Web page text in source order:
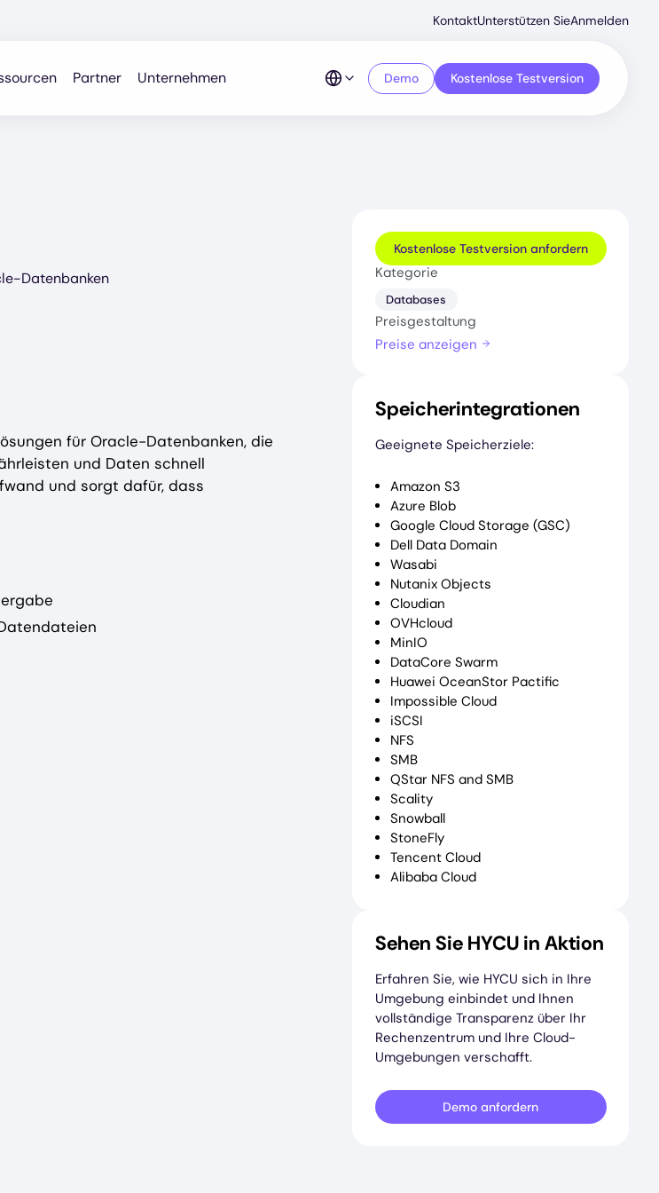
Menu
KontaktUnterstützen SieAnmelden
Partner Unternehmen Demo Kostenlose Testversion
Datenbanken
für Oracle-Datenbanken, die
und Daten schnell
und sorgt dafür, dass
Kostenlose Testversion anfordern
Kategorie
Databases
Preisgestaltung
Preise anzeigen
Speicherintegrationen
Geeignete Speicherziele:
Amazon S3
Azure Blob
Google Cloud Storage (GSC)
Dell Data Domain
Wasabi
Nutanix Objects
Cloudian
OVHcloud
MinIO
DataCore Swarm
Huawei OceanStor Pactific
Impossible Cloud
iSCSI
NFS
SMB
QStar NFS and SMB
Scality
Snowball
StoneFly
Tencent Cloud
Alibaba Cloud
Sehen Sie HYCU in Aktion
Erfahren Sie, wie HYCU sich in Ihre
Umgebung einbindet und Ihnen
vollständige Transparenz über Ihr
Rechenzentrum und Ihre Cloud-
Umgebungen verschafft.
Demo anfordern